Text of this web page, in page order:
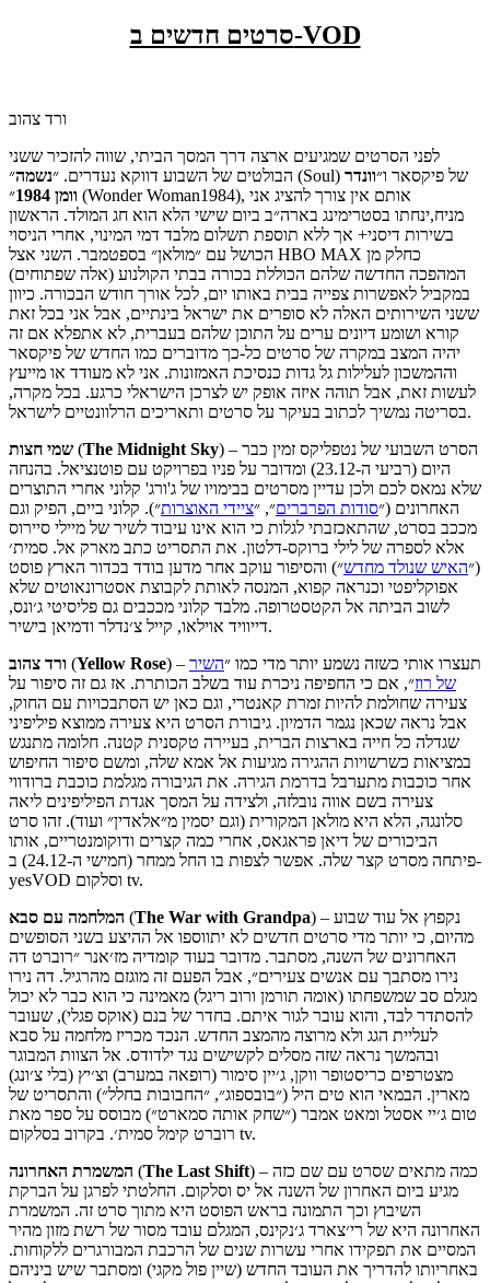
סרטים חדשים ב-VOD
ורד צהוב
לפני הסרטים שמגיעים ארצה דרך המסך הביתי, שווה להזכיר ששני
הבולטים של השבוע דווקא נעדרים. ״נשמה ״ (Soul) של פיקסאר ו״וונדר
וומן 1984״ (Wonder Woman1984), אותם אין צורך להציג אני
מניח,ינחתו בסטרימינג בארה״ב ביום שישי הלא הוא חג המולד. הראשון
בשירות דיסני+ אך ללא תוספת תשלום מלבד דמי המינוי, אחרי הניסוי
הכושל עם ״מולאן״ בספטמבר. השני אצל HBO MAX כחלק מן
המהפכה החדשה שלהם הכוללת בכורה בבתי הקולנוע (אלה שפתוחים)
במקביל לאפשרות צפייה בבית באותו יום, לכל אורך חודש הבכורה. כיוון
ששני השירותים האלה לא סופרים את ישראל בינתיים, אבל אני בכל זאת
קורא ושומע דיונים ערים על התוכן שלהם בעברית, לא אתפלא אם זה
יהיה המצב במקרה של סרטים כל-כך מדוברים כמו החדש של פיקסאר
וההמשכון לעלילות גל גדות כנסיכת האמזונות. אני לא מעודד או מייעץ
לעשות זאת, אבל תוהה איזה אופק יש לצרכן הישראלי כרגע. בכל מקרה,
בסריטה נמשיך לכתוב בעיקר על סרטים ותאריכים הרלוונטיים לישראל.
שמי חצות (The Midnight Sky) – הסרט השבועי של נטפליקס זמין כבר
היום (רביעי ה-23.12) ומדובר על פניו בפרויקט עם פוטנציאל. בהנחה
שלא נמאס לכם ולכן עדיין מסרטים בבימויו של ג'ורג' קלוני אחרי התוצרים
האחרונים (״סודות הפרברים״, ״ציידי האוצרות״). קלוני ביים, הפיק וגם
מככב בסרט, שהתאכזבתי לגלות כי הוא אינו עיבוד לשיר של מיילי סיירוס
אלא לספרה של לילי ברוקס-דלטון. את התסריט כתב מארק אל. סמית׳
(״האיש שנולד מחדש״) והסיפור עוקב אחר מדען בודד בכדור הארץ פוסט
אפוקליפטי וכנראה קפוא, המנסה לאותת לקבוצת אסטרונאוטים שלא
לשוב הביתה אל הקטסטרופה. מלבד קלוני מככבים גם פליסיטי ג׳ונס,
דייוויד אוילאו, קייל צ׳נדלר ודמיאן בישיר.
ורד צהוב (Yellow Rose ) – תעצרו אותי כשזה נשמע יותר מדי כמו ״השיר
של רוז״, אם כי החפיפה ניכרת עוד בשלב הכותרת. אז גם זה סיפור על
צעירה שחולמת להיות זמרת קאנטרי, וגם כאן יש הסתבכויות עם החוק,
אבל נראה שכאן נגמר הדמיון. גיבורת הסרט היא צעירה ממוצא פיליפיני
שגדלה כל חייה בארצות הברית, בעיירה טקסנית קטנה. חלומה מתנגש
במציאות כשרשויות ההגירה מגיעות אל אמא שלה, ומשם סיפור החיפוש
אחר כוכבות מתערבל בדרמת הגירה. את הגיבורה מגלמת כוכבת ברודווי
צעירה בשם אווה נובלזה, ולצידה על המסך אגדת הפיליפינים ליאה
סלונגה, הלא היא מולאן המקורית (וגם יסמין מ״אלאדין״ ועוד). זהו סרט
הביכורים של דיאן פראגאס, אחרי כמה קצרים ודוקומנטריים, אותו
פיתחה מסרט קצר שלה. אפשר לצפות בו החל ממחר (חמישי ה-24.12) ב-
yesVOD וסלקום tv.
(The War with Grandpa) – נקפוץ אל עוד שבוע
מהיום, כי יותר מדי סרטים חדשים לא יתווספו אל ההיצע בשני הסופשים
האחרונים של השנה, מסתבר. מדובר בעוד קומדיה מז׳אנר ״רוברט דה
נירו מסתבך עם אנשים צעירים״, אבל הפעם זה מוגזם מהרגיל. דה נירו
מגלם סב שמשפחתו (אומה תורמן ורוב ריגל) מאמינה כי הוא כבר לא יכול
להסתדר לבד, והוא עובר לגור איתם. בחדר של בנם (אוקס פגלי), שעובר
לעליית הגג ולא מרוצה מהמצב החדש. הנכד מכריז מלחמה על סבא
ובהמשך נראה שזה מסלים לקשישים נגד ילדודס. אל הצוות המבוגר
מצטרפים כריסטופר ווקן, ג׳יין סימור (רופאה במערב) וצ׳יץ (בלי צ׳ונג)
מארין. הבמאי הוא טים היל (״בובספוג״, ״החבובות בחלל״) והתסריט של
טום ג׳יי אסטל ומאט אמבר (״שחק אותה סמארט״) מבוסס על ספר מאת
רוברט קימל סמית׳. בקרוב בסלקום tv.
המשמרת האחרונה (The Last Shift) – כמה מתאים שסרט עם שם כזה
מגיע ביום האחרון של השנה אל יס וסלקום. החלטתי לפרגן על הברקת
השיבוץ וכך התמונה בראש הפוסט היא מתוך סרט זה. המשמרת
האחרונה היא של רי׳צארד ג׳נקינס, המגלם עובד מסור של רשת מזון מהיר
המסיים את תפקידו אחרי עשרות שנים של הרכבת המבורגרים ללקוחות.
באחריותו להדריך את העובד החדש (שיין פול מקגי) ומסתבר שיש ביניהם